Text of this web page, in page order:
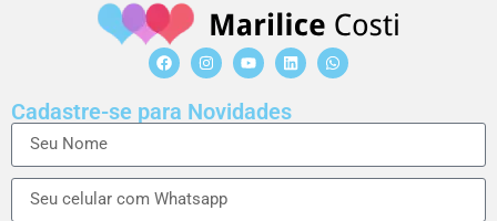
Cadastre-se para Novidades